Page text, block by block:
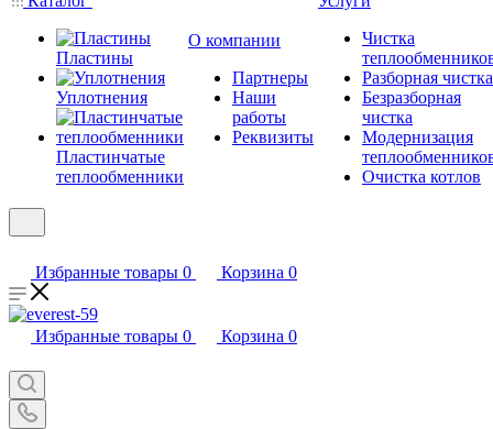
Пластины
Уплотнения
Пластинчатые
теплообменники
О компании
Партнеры
Наши
работы
Реквизиты
Чистка
Разборная чистка
Безразборная
чистка
Модернизация
Очистка котлов
Избранные товары 0 Корзина 0
Избранные товары 0 Корзина 0